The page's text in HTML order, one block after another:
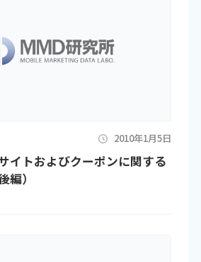
2010年1月5日
イトおよびクーポンに関する
編）